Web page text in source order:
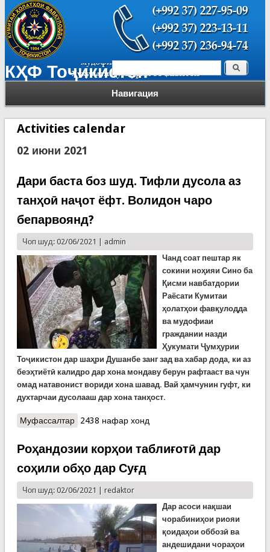
КҲФ Тоҷикистон
Навигация
Форма поиска Поиск
Activities calendar
02 июни 2021
Дари баста боз шуд. Тифли дусола аз
танҳоӣ наҷот ёфт. Волидон чаро
бепарвоянд?
Чоп шуд: 02/06/2021 | admin
Чанд соат пештар як
сокини ноҳияи Сино ба
Қисми навбатдории
Раёсати Кумитаи
ҳолатҳои фавқулодда
ва мудофиаи
граждании назди
Ҳукумати Ҷумҳурии
Тоҷикистон дар шаҳри Душанбе занг зад ва хабар дода, ки аз
беэҳтиётӣ калидро дар хона мондаву берун рафтааст ва чун
омад натавонист вориди хона шавад. Вай ҳамчунин гуфт, ки
духтарчаи дусолааш дар хона танҳост.
Муфассалтаро Дари баста боз шуд. Тифли дусола аз танҳоӣ
2438 нафар хонд
Роҳандозии корҳои таблиғотӣ дар
соҳили обҳо дар Суғд
Чоп шуд: 02/06/2021 | redaktor
Дар асоси нақшаи
чорабиниҳои риояи
қоидаҳои оббозӣ ва
андешидани чораҳои